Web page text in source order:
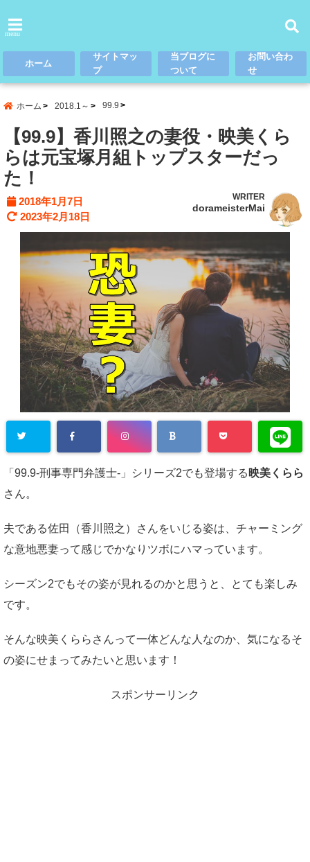
menu
ホーム
サイトマッ
プ
当ブログに
ついて
お問い合わ
せ
ホーム 2018.1～ 99.9
【99.9】香川照之の妻役・映美くら
らは元宝塚月組トップスターだっ
た！
2018年1月7日
2023年2月18日
WRITER
dorameisterMai
「99.9-刑事専門弁護士-」シリーズ2でも登場する 映美くらら
さん。
夫である佐田（香川照之）さんをいじる姿は、チャーミング
な意地悪妻って感じでかなりツボにハマっています。
シーズン2でもその姿が見れるのかと思うと、とても楽しみ
です。
そんな映美くららさんって一体どんな人なのか、気になるそ
の姿にせまってみたいと思います！
スポンサーリンク